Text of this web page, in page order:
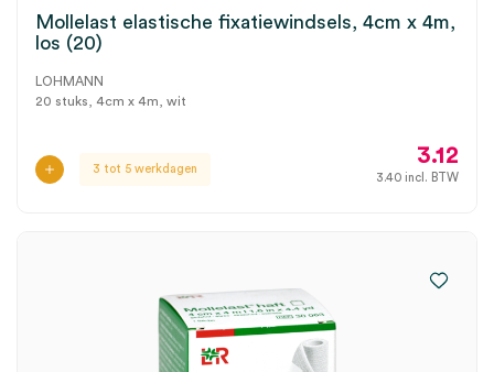
Mollelast elastische fixatiewindsels, 4cm x 4m,
los (20)
LOHMANN
20 stuks, 4cm x 4m, wit
3 tot 5 werkdagen
3.12
3.40 incl. BTW